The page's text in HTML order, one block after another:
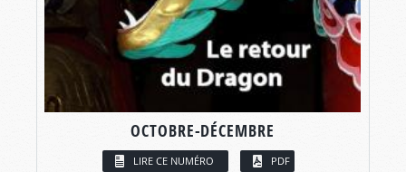
OCTOBRE-DÉCEMBRE
LIRE CE NUMÉRO PDF